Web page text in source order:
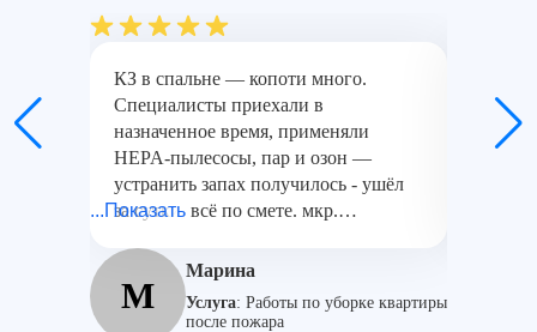
КЗ в спальне — копоти много.
Специалисты приехали в
назначенное время, применяли
HEPA-пылесосы, пар и озон —
устранить запах получилось - ушёл
за сутки, всё по смете. мкр.
довольны! Ребята справились на ура
...Показать
М
Марина
Услуга: Работы по уборке квартиры
после пожара